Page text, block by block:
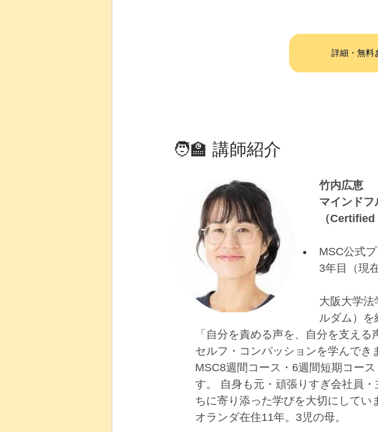
詳細・無料
🧑‍🏫 講師紹介
竹内広恵
マインド
（
MSC公式
3年目（現
大阪大学法
ルダム）を
「自分を責める声を、自分を支え
セルフ・コンパッションを学んでき
MSC8週間コース・6週間短期コー
す。 自身も元・頑張りすぎ会社員
ちに寄り添った学びを大切にしてい
オランダ在住11年。3児の母。